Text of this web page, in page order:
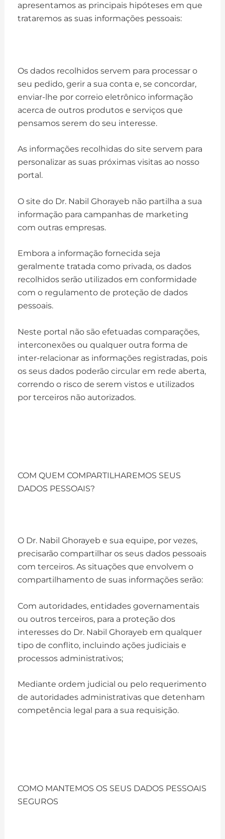
apresentamos as principais hipóteses em que
trataremos as suas informações pessoais:
Os dados recolhidos servem para processar o
seu pedido, gerir a sua conta e, se concordar,
enviar-lhe por correio eletrônico informação
acerca de outros produtos e serviços que
pensamos serem do seu interesse.​​
As informações recolhidas do site servem para
personalizar as suas próximas visitas ao nosso
portal.
O site do Dr. Nabil Ghorayeb não partilha a sua
informação para campanhas de marketing
com outras empresas.
Embora a informação fornecida seja
geralmente tratada como privada, os dados
recolhidos serão utilizados em conformidade
com o regulamento de proteção de dados
pessoais.
Neste portal não são efetuadas comparações,
interconexões ou qualquer outra forma de
inter-relacionar as informações registradas, pois
os seus dados poderão circular em rede aberta,
correndo o risco de serem vistos e utilizados
por terceiros não autorizados.
COM QUEM COMPARTILHAREMOS SEUS
DADOS PESSOAIS?
O Dr. Nabil Ghorayeb e sua equipe, por vezes,
precisarão compartilhar os seus dados pessoais
com terceiros. As situações que envolvem o
compartilhamento de suas informações serão:
Com autoridades, entidades governamentais
ou outros terceiros, para a proteção dos
interesses do Dr. Nabil Ghorayeb em qualquer
tipo de conflito, incluindo ações judiciais e
processos administrativos;
Mediante ordem judicial ou pelo requerimento
de autoridades administrativas que detenham
competência legal para a sua requisição.
COMO MANTEMOS OS SEUS DADOS PESSOAIS
SEGUROS